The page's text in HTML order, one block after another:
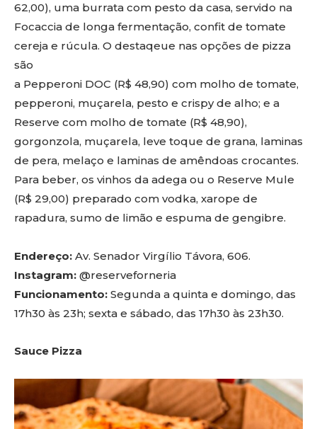
62,00), uma burrata com pesto da casa, servido na
Focaccia de longa fermentação, confit de tomate
cereja e rúcula. O destaqeue nas opções de pizza
são
a Pepperoni DOC (R$ 48,90) com molho de tomate,
pepperoni, muçarela, pesto e crispy de alho; e a
Reserve com molho de tomate (R$ 48,90),
gorgonzola, muçarela, leve toque de grana, laminas
de pera, melaço e laminas de amêndoas crocantes.
Para beber, os vinhos da adega ou o Reserve Mule
(R$ 29,00) preparado com vodka, xarope de
rapadura, sumo de limão e espuma de gengibre.
Endereço: Av. Senador Virgílio Távora, 606.
Instagram: @reserveforneria
Funcionamento: Segunda a quinta e domingo, das
17h30 às 23h; sexta e sábado, das 17h30 às 23h30.
Sauce Pizza